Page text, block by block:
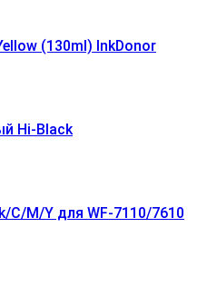
(130ml) InkDonor
Hi-Black
C/M/Y для WF-7110/7610